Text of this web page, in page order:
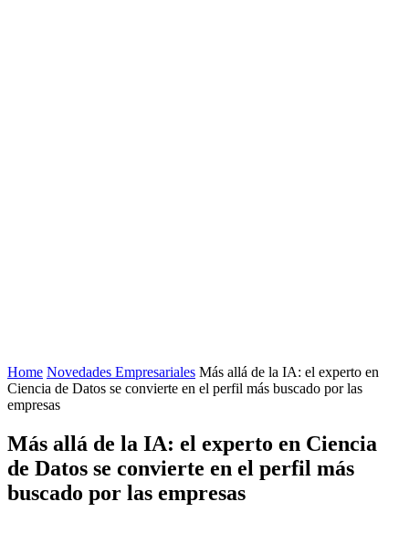
Home Novedades Empresariales Más allá de la IA: el experto en
Ciencia de Datos se convierte en el perfil más buscado por las
empresas
Más allá de la IA: el experto en Ciencia
de Datos se convierte en el perfil más
buscado por las empresas